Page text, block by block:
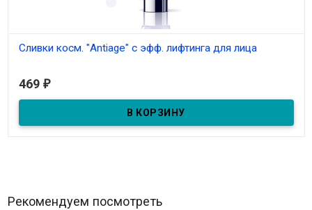
Сливки косм. "Antiage" с эфф. лифтинга для лица
469 ₽
Рекомендуем посмотреть